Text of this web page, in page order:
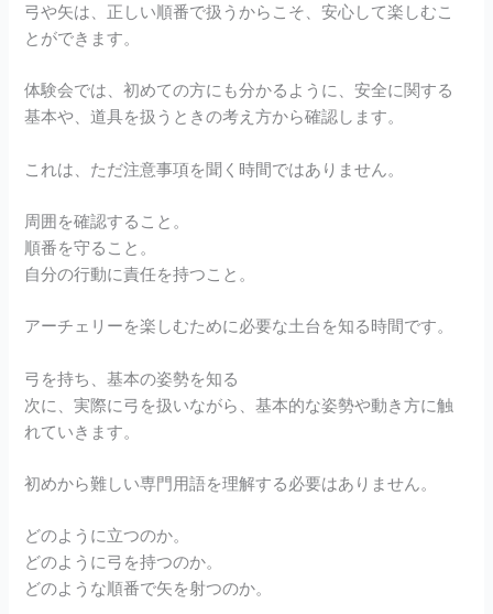
弓や矢は、正しい順番で扱うからこそ、安心して楽しむこ
とができます。
体験会では、初めての方にも分かるように、安全に関する
基本や、道具を扱うときの考え方から確認します。
これは、ただ注意事項を聞く時間ではありません。
周囲を確認すること。
順番を守ること。
自分の行動に責任を持つこと。
アーチェリーを楽しむために必要な土台を知る時間です。
弓を持ち、基本の姿勢を知る
次に、実際に弓を扱いながら、基本的な姿勢や動き方に触
れていきます。
初めから難しい専門用語を理解する必要はありません。
どのように立つのか。
どのように弓を持つのか。
どのような順番で矢を射つのか。